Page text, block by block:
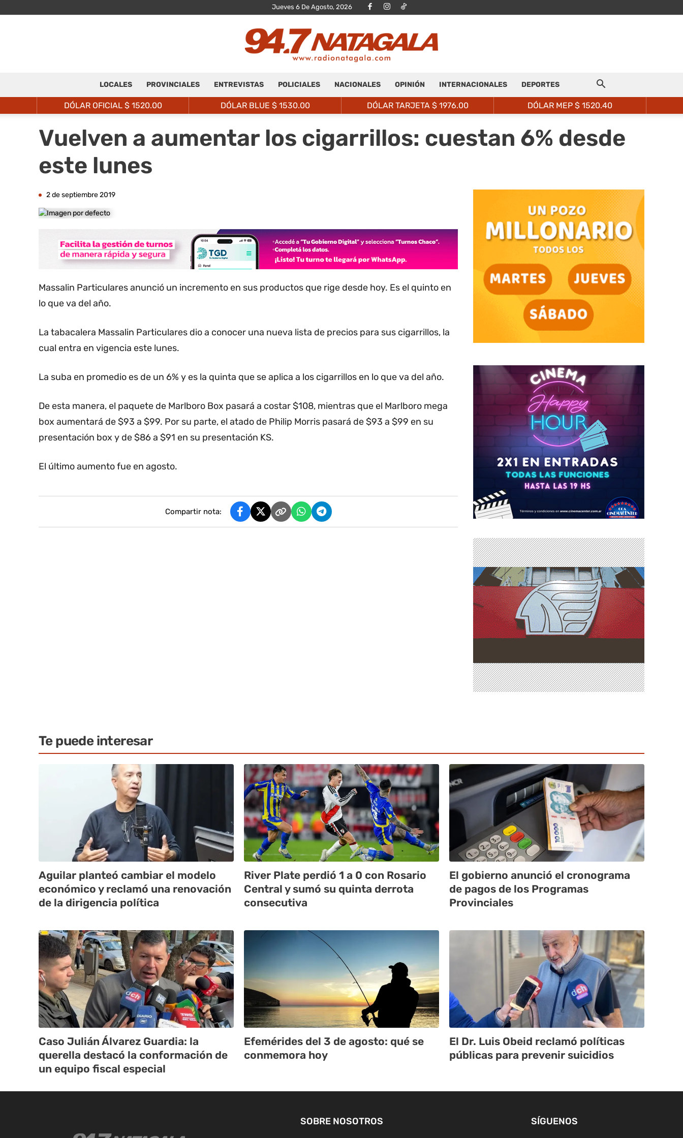
Jueves 6 De Agosto, 2026
LOCALES PROVINCIALES ENTREVISTAS POLICIALES NACIONALES OPINIÓN INTERNACIONALES DEPORTES
DÓLAR OFICIAL $ 1520.00 DÓLAR BLUE $ 1530.00 DÓLAR TARJETA $ 1976.00 DÓLAR MEP $ 1520.40
Vuelven a aumentar los cigarrillos: cuestan 6% desde
este lunes
2 de septiembre 2019
Massalin Particulares anunció un incremento en sus productos que rige desde hoy. Es el quinto en
lo que va del año.
La tabacalera Massalin Particulares dio a conocer una nueva lista de precios para sus cigarrillos, la
cual entra en vigencia este lunes.
La suba en promedio es de un 6% y es la quinta que se aplica a los cigarrillos en lo que va del año.
De esta manera, el paquete de Marlboro Box pasará a costar $108, mientras que el Marlboro mega
box aumentará de $93 a $99. Por su parte, el atado de Philip Morris pasará de $93 a $99 en su
presentación box y de $86 a $91 en su presentación KS.
El último aumento fue en agosto.
Compartir nota:
Te puede interesar
Aguilar planteó cambiar el modelo
económico y reclamó una renovación
de la dirigencia política
River Plate perdió 1 a 0 con Rosario
Central y sumó su quinta derrota
consecutiva
El gobierno anunció el cronograma
de pagos de los Programas
Provinciales
Caso Julián Álvarez Guardia: la
querella destacó la conformación de
un equipo fiscal especial
Efemérides del 3 de agosto: qué se
conmemora hoy
El Dr. Luis Obeid reclamó políticas
públicas para prevenir suicidios
SOBRE NOSOTROS SÍGUENOS